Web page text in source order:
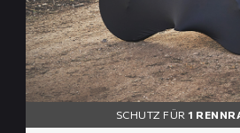
SCHUTZ FÜR 1